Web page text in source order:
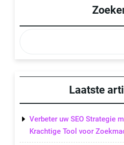
Laatste
Verbeter uw SEO Strategie
Krachtige Tool voor